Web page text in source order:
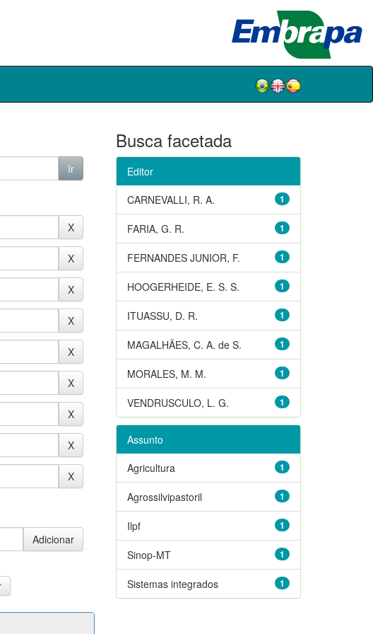
Busca facetada
Editor
1
CARNEVALLI, R. A.
1
FARIA, G. R.
1
FERNANDES JUNIOR, F.
1
HOOGERHEIDE, E. S. S.
1
ITUASSU, D. R.
1
MAGALHÃES, C. A. de S.
1
MORALES, M. M.
1
VENDRUSCULO, L. G.
Assunto
1
Agricultura
1
Agrossilvipastoril
1
Ilpf
1
Sinop-MT
1
Sistemas integrados